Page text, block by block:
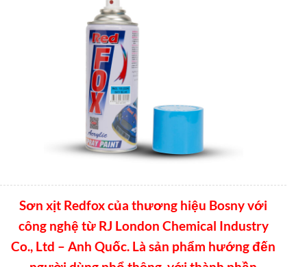
Sơn xịt Redfox của thương hiệu Bosny với
công nghệ từ RJ London Chemical Industry
Co., Ltd – Anh Quốc. Là sản phẩm hướng đến